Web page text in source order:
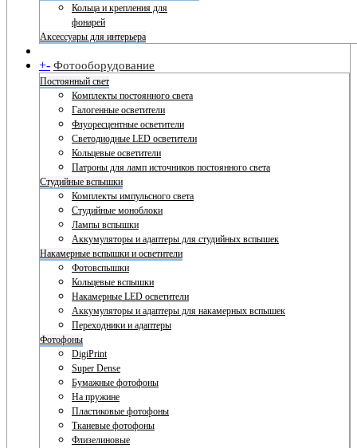
Кольца и крепления для
фонарей
Аксессуары для интерьера
+- Фотооборудование
Постоянный свет
Комплекты постоянного света
Галогенные осветители
Флуоресцентные осветители
Светодиодные LED осветители
Кольцевые осветители
Патроны для ламп источников постоянного света
Студийные вспышки
Комплекты импульсного света
Студийные моноблоки
Лампы вспышки
Аккумуляторы и адаптеры для студийных вспышек
Накамерные вспышки и осветители
Фотовспышки
Кольцевые вспышки
Накамерные LED осветители
Аккумуляторы и адаптеры для накамерных вспышек
Переходники и адаптеры
Фотофоны
DigiPrint
Super Dense
Бумажные фотофоны
На пружине
Пластиковые фотофоны
Тканевые фотофоны
Флизелиновые